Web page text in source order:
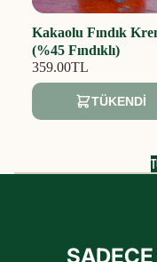
Kakaolu Fındık
(%45 Fındıklı)
359.00TL
TÜKENDI